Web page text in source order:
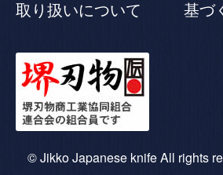
取り扱いについて
基づ
© Jikko Japanese knife All rights